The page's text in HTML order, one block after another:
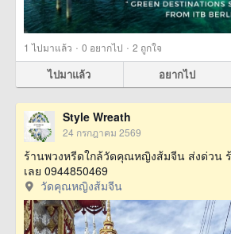
1 ไปมาแล้ว · 0 อยากไป · 2 ถูกใจ
ไปมาแล้ว อยากไป
Style Wreath
24 กรกฎาคม 2569
ร้านพวงหรีดใกล้วัดคุณหญิงส้มจีน ส่งด่วน
เลย 0944850469
วัดคุณหญิงส้มจีน